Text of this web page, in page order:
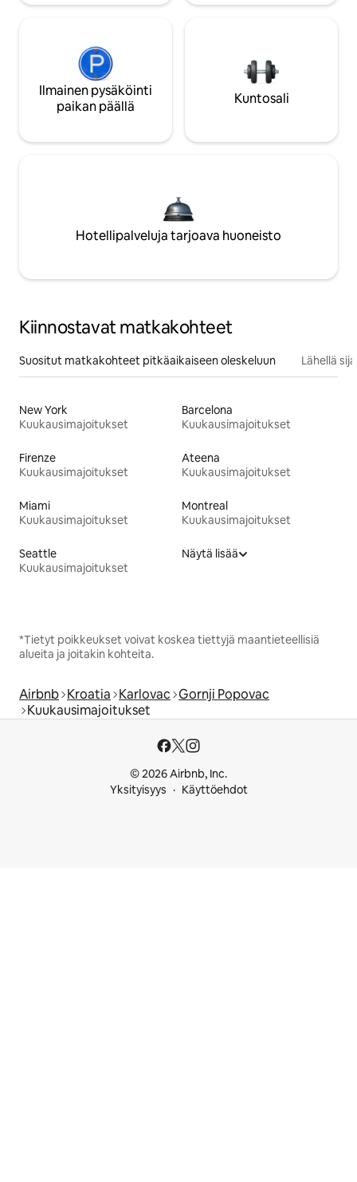
Ilmainen pysäköinti
paikan päällä
Kuntosali
Hotellipalveluja tarjoava huoneisto
Kiinnostavat matkakohteet
Suositut matkakohteet pitkäaikaiseen oleskeluun Lähellä
New York
Kuukausimajoitukset
Barcelona
Kuukausimajoitukset
Firenze
Kuukausimajoitukset
Ateena
Kuukausimajoitukset
Miami
Kuukausimajoitukset
Montreal
Kuukausimajoitukset
Seattle
Kuukausimajoitukset
Näytä lisää
*Tietyt poikkeukset voivat koskea tiettyjä maantieteellisiä
alueita ja joitakin kohteita.
Airbnb Kroatia Karlovac Gornji Popovac
Kuukausimajoitukset
© 2026 Airbnb, Inc.
Yksityisyys
Käyttöehdot